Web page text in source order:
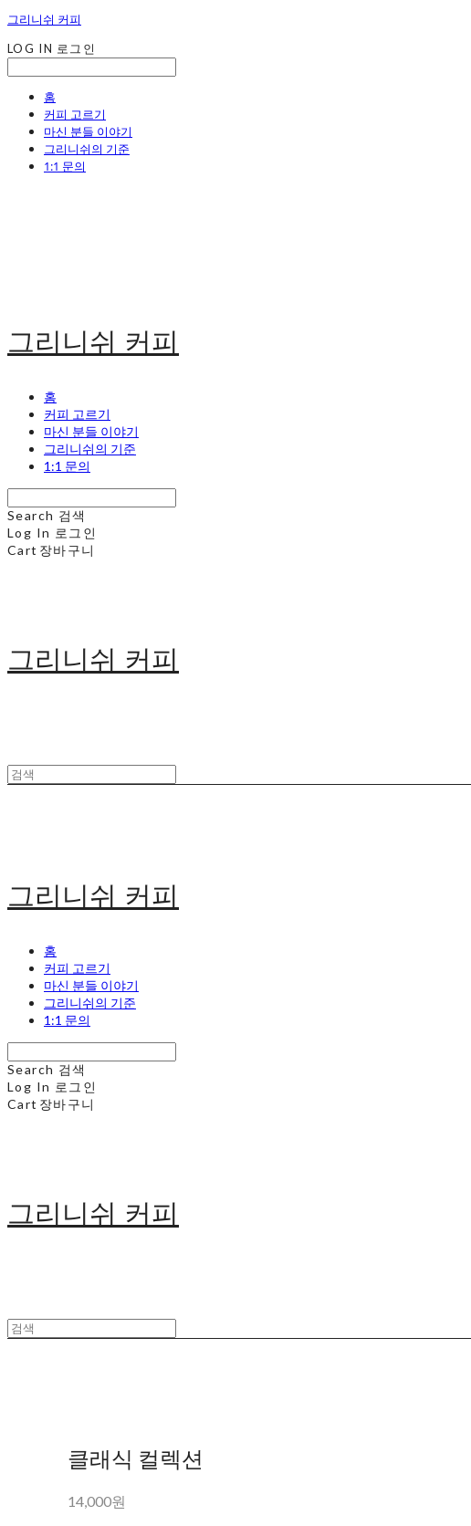
그리니쉬 커피
LOG IN 로그인
홈
커피 고르기
마신 분들 이야기
그리니쉬의 기준
1:1 문의
그리니쉬 커피
홈
커피 고르기
마신 분들 이야기
그리니쉬의 기준
1:1 문의
Search 검색
Log In 로그인
Cart 장바구니
그리니쉬 커피
그리니쉬 커피
홈
커피 고르기
마신 분들 이야기
그리니쉬의 기준
1:1 문의
Search 검색
Log In 로그인
Cart 장바구니
그리니쉬 커피
클래식 컬렉션
14,000원